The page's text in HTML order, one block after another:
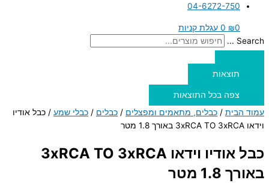
04-6272-750
₪0
0 עגלת קניות
Search ...
תוצאות
צפה בכל התוצאות
עמוד הבית/ כבלים, מתאמים ומפצלים/ כבלים/ כבלי שמע/ כבל אודיו
וידאו 3xRCA TO 3xRCA באורך 1.8 מטר
כבל אודיו וידאו 3xRCA TO 3xRCA
באורך 1.8 מטר